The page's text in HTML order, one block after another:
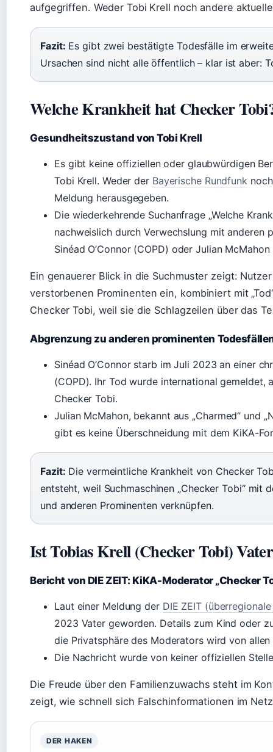
aufgegriffen. Weder Tobi Krell noch andere
Fazit: Es gibt zwei bestätigte Todesfälle im
Ursachen sind nicht alle öffentlich – klar ist aber:
Welche Krankheit hat Checker
Gesundheitszustand von Tobi Krell
Es gibt keine offiziellen oder glaubwürdigen
Tobi Krell. Weder der Bayerische Rundfunknoch
Meldung herausgegeben.
Die wiederkehrende Suchanfrage „Welche
nachweislich durch Verwechslung mit anderen
Sinéad O’Connor (COPD) oder Julian
Ein genauerer Blick in die Suchmuster zeigt:
verstorbenen Prominenten ein, kombiniert mit
Checker Tobi, weil sie die Schlagzeilen über das
Abgrenzung zu anderen prominenten
Sinéad O’Connor starb im Juli 2023 an einer
(COPD). Ihr Tod wurde international gemeldet,
Checker Tobi.
Julian McMahon, bekannt aus „Charmed“ und
gibt es keine Überschneidung mit dem KiKA-
Fazit: Die vermeintliche Krankheit von Checker
entsteht, weil Suchmaschinen „Checker Tobi“ mit
und anderen Prominenten verknüpfen.
Ist Tobias Krell (Checker Tobi)
Bericht von DIE ZEIT: KiKA-Moderator „Checker
Laut einer Meldung der DIE ZEIT
2023 Vater geworden. Details zum Kind oder
die Privatsphäre des Moderators wird von
Die Nachricht wurde von keiner offiziellen
Die Freude über den Familienzuwachs steht im
zeigt, wie schnell sich Falschinformationen im
DER HAKEN